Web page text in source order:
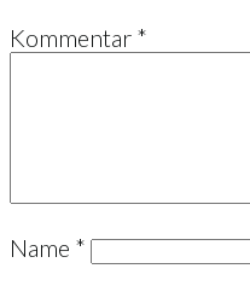
Kommentar *
Name *